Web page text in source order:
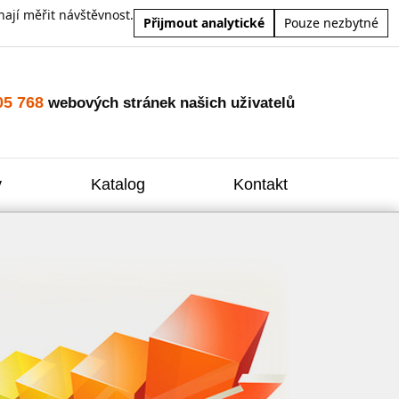
měřit návštěvnost.
Přijmout analytické Pouze nezbytné
768 webových stránek našich uživatelů
Katalog Kontakt